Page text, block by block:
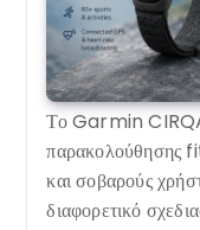
Το Garmin CIRQA
παρακολούθησης
και σοβαρούς
διαφορετικό